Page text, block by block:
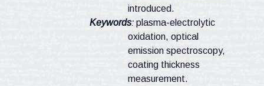
introduced.
Keywords:plasma-electrolytic
oxidation, optical
emission spectroscopy,
coating thickness
measurement.